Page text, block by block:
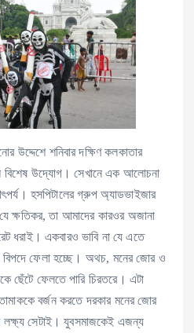
উদ্দেশে শনিবার দক্ষিণ কলকাতার
বিশেষ উদ্যোগ। সেখানে এক আলোচনা
হসপিটালের গ্রুপ অ্যাডভাইজার
ক্ষতিকর, তা আমাদের কারওর অজানা
ধরাই। একবারও ভাবি না যে এতে
বিপদে ফেলা হচ্ছে। অথচ, মনের জোর ও
ছেঁটে ফেলতে পারি চিরতরে। এটা
বর্জন করতে দরকার মনের জোর
লক্ষ্য সেটাই। যুবসমাজকেই এজন্য